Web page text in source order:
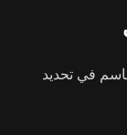
في تحديد